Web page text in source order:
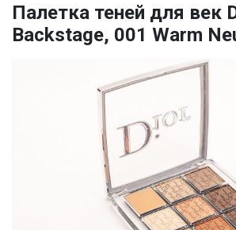
Палетка теней для век
Backstage, 001 Warm